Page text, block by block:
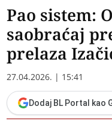
Pao sistem:
saobraćaj
prelaza
27.04.2026. | 15:41
Dodaj BL Portal kao